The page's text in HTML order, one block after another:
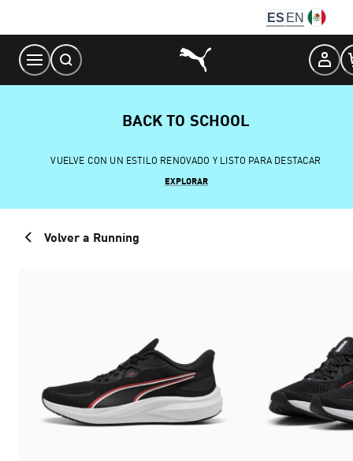
Content
ES EN
BACK TO SCHOOL
VUELVE CON UN ESTILO RENOVADO Y LISTO PARA DESTACAR
EXPLORAR
Volver a Running